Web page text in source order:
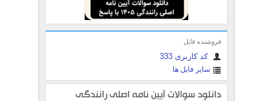
فروشنده فایل
کد کاربری 333
سایر فایل ها
دانلود سوالات آیین نامه اصلی رانندگی